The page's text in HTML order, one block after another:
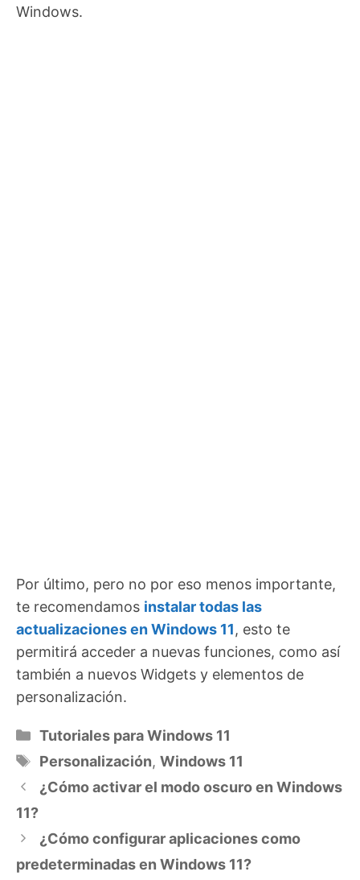
Windows.
Por último, pero no por eso menos importante,
te recomendamos instalar todas las
actualizaciones en Windows 11, esto te
permitirá acceder a nuevas funciones, como así
también a nuevos Widgets y elementos de
personalización.
Categorías
Tutoriales para Windows 11
Etiquetas
Personalización, Windows 11
¿Cómo activar el modo oscuro en Windows
11?
¿Cómo configurar aplicaciones como
predeterminadas en Windows 11?